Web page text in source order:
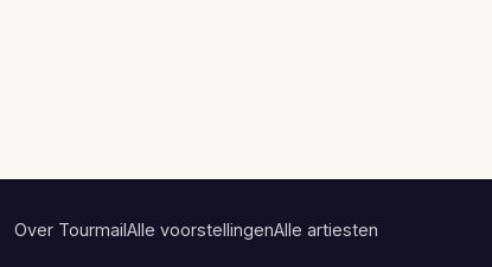
Over TourmailAlle voorstellingenAlle artiesten